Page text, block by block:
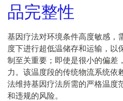
品完整性
基因疗法对环境条件高度敏感，
度下进行超低温储存和运输，以
制至关重要；即使是很小的偏差
力。该温度段的传统物流系统依
法维持基因疗法所需的严格温度
和违规的风险。